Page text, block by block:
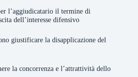
l’aggiudicatario il termine di
dell’interesse difensivo
giustificare la disapplicazione del
la concorrenza e l’attrattività dello